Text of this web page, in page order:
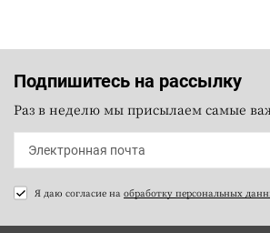
Подпишитесь на рассылку
Раз в неделю мы присылаем самые
Я даю согласие на обработку персональных